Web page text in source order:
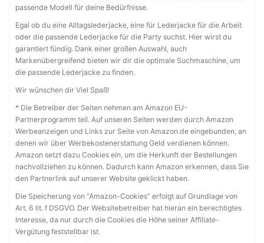
passende Modell für deine Bedürfnisse.
Egal ob du eine Alltagslederjacke, eine für Lederjacke für die Arbeit
oder die passende Lederjacke für die Party suchst. Hier wirst du
garantiert fündig. Dank einer großen Auswahl, auch
Markenübergreifend bieten wir dir die optimale Suchmaschine, um
die passende Lederjacke zu finden.
Wir wünschen dir Viel Spaß!
* Die Betreiber der Seiten nehmen am Amazon EU-
Partnerprogramm teil. Auf unseren Seiten werden durch Amazon
Werbeanzeigen und Links zur Seite von Amazon.de eingebunden, an
denen wir über Werbekostenerstattung Geld verdienen können.
Amazon setzt dazu Cookies ein, um die Herkunft der Bestellungen
nachvollziehen zu können. Dadurch kann Amazon erkennen, dass Sie
den Partnerlink auf unserer Website geklickt haben.
Die Speicherung von “Amazon-Cookies” erfolgt auf Grundlage von
Art. 6 lit. f DSGVO. Der Websitebetreiber hat hieran ein berechtigtes
Interesse, da nur durch die Cookies die Höhe seiner Affiliate-
Vergütung feststellbar ist.